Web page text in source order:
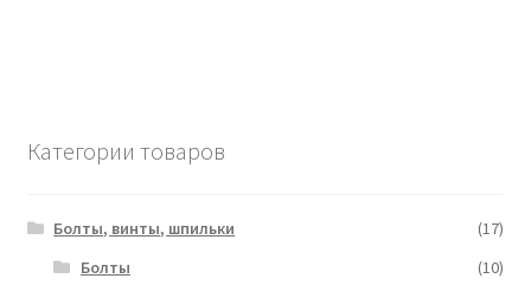
Категории товаров
Болты, винты, шпильки
(17)
Болты
(10)